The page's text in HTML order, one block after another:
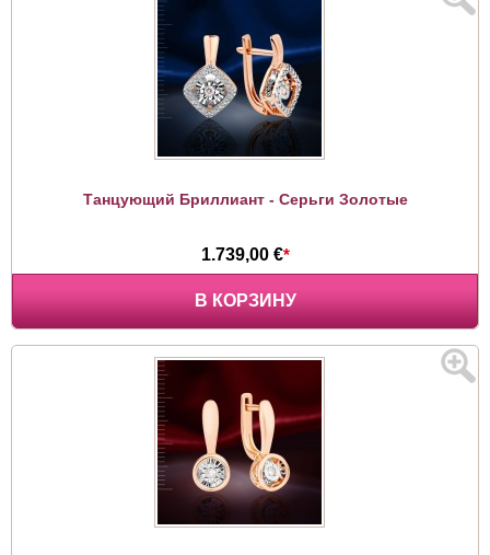
Танцующий Бриллиант - Серьги Золотые
1.739,00 €*
В КОРЗИНУ